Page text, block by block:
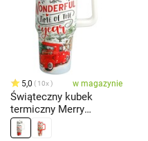
5,0 10x w magazynie
Świąteczny kubek
termiczny Merry
Christmas 1,2 l, biały